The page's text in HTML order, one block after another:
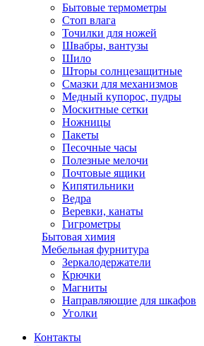
Мангалы
Бытовые термометры
Стоп влага
Точилки для ножей
Швабры, вантузы
Шило
Шторы солнцезащитные
Смазки для механизмов
Медный купорос, пудры
Москитные сетки
Ножницы
Пакеты
Песочные часы
Полезные мелочи
Почтовые ящики
Кипятильники
Ведра
Веревки, канаты
Гигрометры
Бытовая химия
Мебельная фурнитура
Зеркалодержатели
Крючки
Магниты
Направляющие для шкафов